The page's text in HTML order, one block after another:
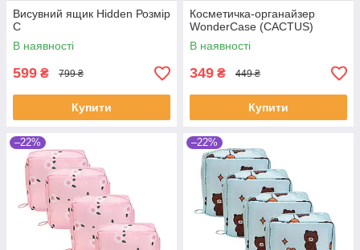
Висувний ящик Hidden Розмір
С
В наявності
599 ₴ 799 ₴
Купити
Косметичка-органайзер
WonderCase (CACTUS)
В наявності
349 ₴ 449 ₴
Купити
–22% –22%